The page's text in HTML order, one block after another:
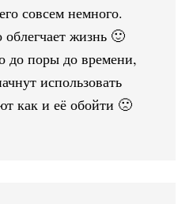
совсем немного.
жизнь 🙂
до поры до времени,
использовать
как и её обойти 🙁